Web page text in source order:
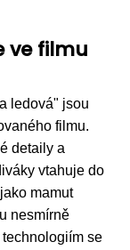
ve filmu
ledová" jsou
filmu.
detaily a
vtahuje do
mamut
nesmírně
se